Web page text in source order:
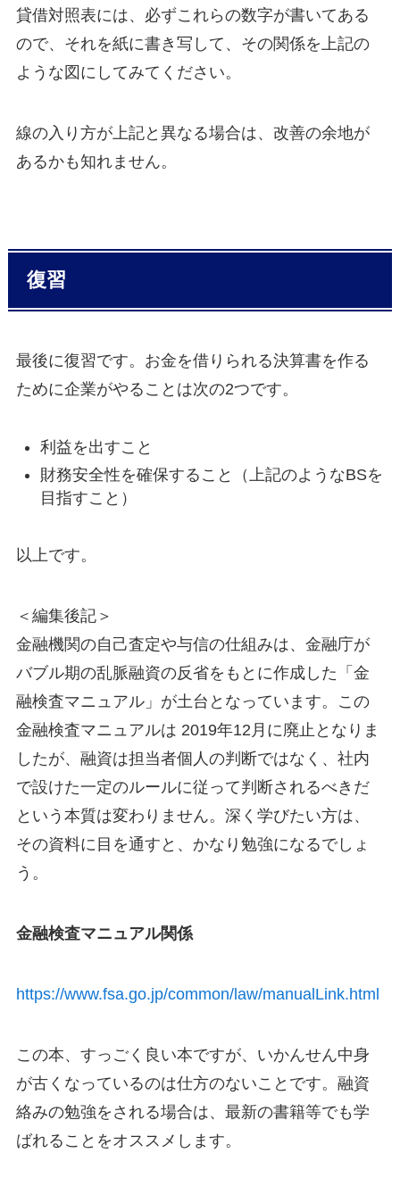
貸借対照表には、必ずこれらの数字が書いてある
ので、それを紙に書き写して、その関係を上記の
ような図にしてみてください。
線の入り方が上記と異なる場合は、改善の余地が
あるかも知れません。
復習
最後に復習です。お金を借りられる決算書を作る
ために企業がやることは次の2つです。
利益を出すこと
財務安全性を確保すること（上記のようなBSを
目指すこと）
以上です。
＜編集後記＞
金融機関の自己査定や与信の仕組みは、金融庁が
バブル期の乱脈融資の反省をもとに作成した「金
融検査マニュアル」が土台となっています。この
金融検査マニュアルは 2019年12月に廃止となりま
したが、融資は担当者個人の判断ではなく、社内
で設けた一定のルールに従って判断されるべきだ
という本質は変わりません。深く学びたい方は、
その資料に目を通すと、かなり勉強になるでしょ
う。
金融検査マニュアル関係
https://www.fsa.go.jp/common/law/manualLink.html
この本、すっごく良い本ですが、いかんせん中身
が古くなっているのは仕方のないことです。融資
絡みの勉強をされる場合は、最新の書籍等でも学
ばれることをオススメします。